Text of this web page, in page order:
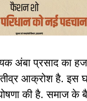
अंबा प्रसाद का
आक्रोश है. इस
की है. समाज के